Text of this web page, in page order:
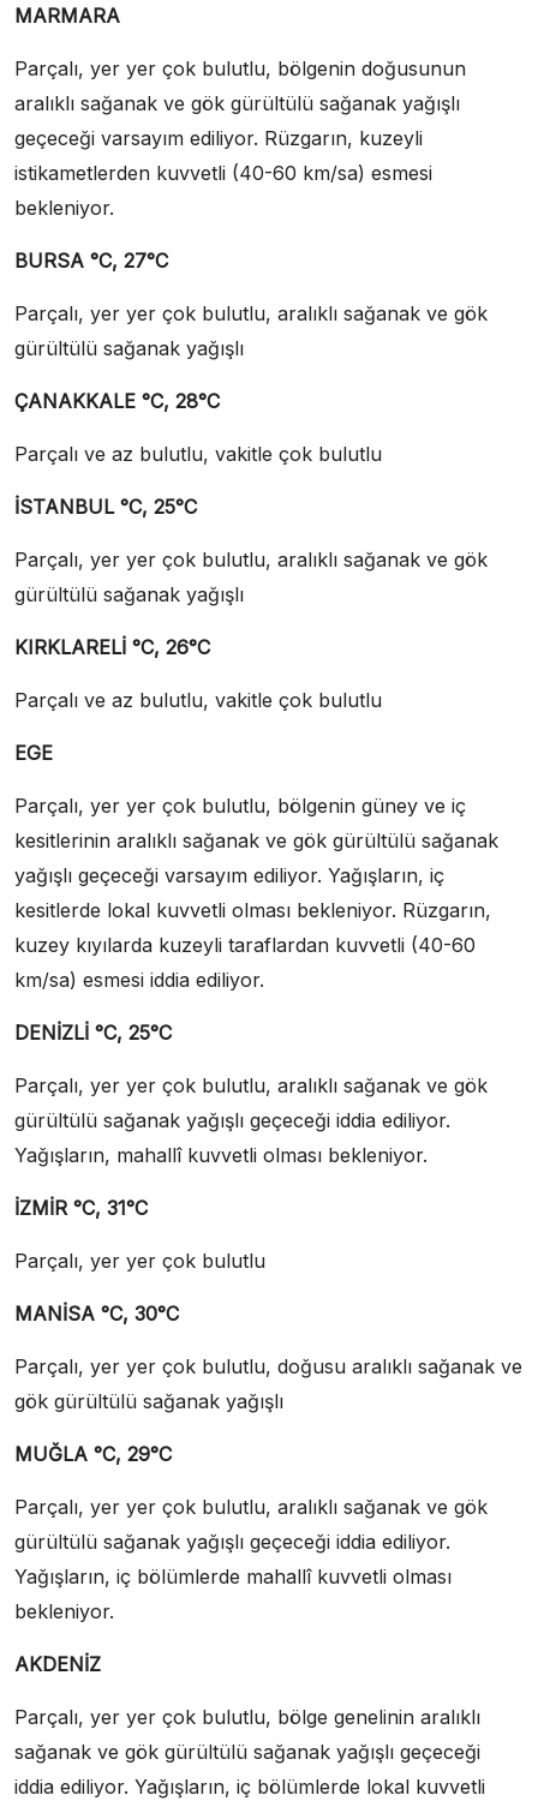
MARMARA
Parçalı, yer yer çok bulutlu, bölgenin doğusunun
aralıklı sağanak ve gök gürültülü sağanak yağışlı
geçeceği varsayım ediliyor. Rüzgarın, kuzeyli
istikametlerden kuvvetli (40-60 km/sa) esmesi
bekleniyor.
BURSA °C, 27°C
Parçalı, yer yer çok bulutlu, aralıklı sağanak ve gök
gürültülü sağanak yağışlı
ÇANAKKALE °C, 28°C
Parçalı ve az bulutlu, vakitle çok bulutlu
İSTANBUL °C, 25°C
Parçalı, yer yer çok bulutlu, aralıklı sağanak ve gök
gürültülü sağanak yağışlı
KIRKLARELİ °C, 26°C
Parçalı ve az bulutlu, vakitle çok bulutlu
EGE
Parçalı, yer yer çok bulutlu, bölgenin güney ve iç
kesitlerinin aralıklı sağanak ve gök gürültülü sağanak
yağışlı geçeceği varsayım ediliyor. Yağışların, iç
kesitlerde lokal kuvvetli olması bekleniyor. Rüzgarın,
kuzey kıyılarda kuzeyli taraflardan kuvvetli (40-60
km/sa) esmesi iddia ediliyor.
DENİZLİ °C, 25°C
Parçalı, yer yer çok bulutlu, aralıklı sağanak ve gök
gürültülü sağanak yağışlı geçeceği iddia ediliyor.
Yağışların, mahallî kuvvetli olması bekleniyor.
İZMİR °C, 31°C
Parçalı, yer yer çok bulutlu
MANİSA °C, 30°C
Parçalı, yer yer çok bulutlu, doğusu aralıklı sağanak ve
gök gürültülü sağanak yağışlı
MUĞLA °C, 29°C
Parçalı, yer yer çok bulutlu, aralıklı sağanak ve gök
gürültülü sağanak yağışlı geçeceği iddia ediliyor.
Yağışların, iç bölümlerde mahallî kuvvetli olması
bekleniyor.
AKDENİZ
Parçalı, yer yer çok bulutlu, bölge genelinin aralıklı
sağanak ve gök gürültülü sağanak yağışlı geçeceği
iddia ediliyor. Yağışların, iç bölümlerde lokal kuvvetli